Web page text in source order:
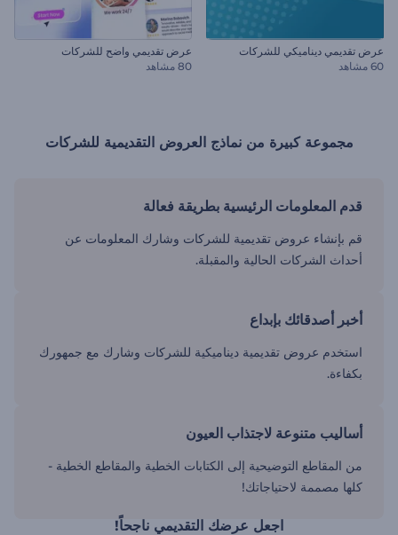
عرض تقديمي ديناميكي للشركات
60 مشاهد
عرض تقديمي واضح للشركات
80 مشاهد
مجموعة كبيرة من نماذج العروض التقديمية للشركات
قدم المعلومات الرئيسية بطريقة فعالة
قم بإنشاء عروض تقديمية للشركات وشارك المعلومات عن
أحداث الشركات الحالية والمقبلة.
أخبر أصدقائك بإبداع
استخدم عروض تقديمية ديناميكية للشركات وشارك مع جمهورك
بكفاءة.
أساليب متنوعة لاجتذاب العيون
من المقاطع التوضيحية إلى الكتابات الخطية والمقاطع الخطية -
كلها مصممة لاحتياجاتك!
اجعل عرضك التقديمي ناجحاً!